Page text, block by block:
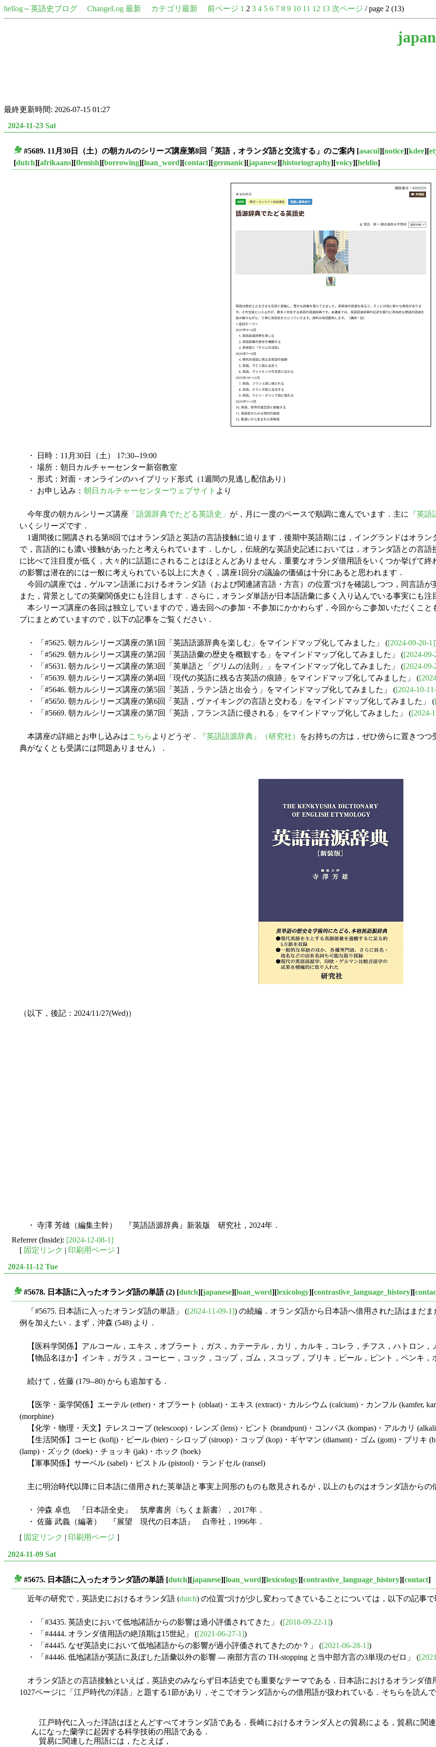
hellog～英語史ブログ ChangeLog 最新 カテゴリ最新 前ページ 1 2 3 4 5 6 7 8 9 10 11 12 13 次ページ / page 2 (13)
最終更新時間: 2026-07-15 01:27
2024-11-23 Sat
#5689. 11月30日（土）の朝カルのシリーズ講座第8回「英語，オランダ語と交流する」のご案内 [asacul][notice][kdee][
[dutch][afrikaans][flemish][borrowing][loan_word][contact][germanic][japanese][historiography][voicy][heldio]
・ 日時：11月30日（土） 17:30--19:00
・ 場所：朝日カルチャーセンター新宿教室
・ 形式：対面・オンラインのハイブリッド形式（1週間の見逃し配信あり）
・ お申し込み： 朝日カルチャーセンターウェブサイト より
今年度の朝カルシリーズ講座 「語源辞典でたどる英語史」 が，月に一度のペースで順調に進んでいます．主に
『英
いくシリーズです．
1週間後に開講される第8回ではオランダ語と英語の言語接触に迫ります．後期中英語期には，イングランドはオラン
で，言語的にも濃い接触があったと考えられています．しかし，伝統的な英語史記述においては，オランダ語との言
に比べて注目度が低く，大々的に話題にされることはほとんどありません．重要なオランダ借用語をいくつか挙げて
の影響は潜在的には一般に考えられている以上に大きく，講座1回分の議論の価値は十分にあると思われます．
今回の講座では，ゲルマン語派におけるオランダ語（および関連諸言語・方言）の位置づけを確認しつつ，同言語
また，背景としての英蘭関係史にも注目します．さらに，オランダ単語が日本語語彙に多く入り込んでいる事実にも注
本シリーズ講座の各回は独立していますので，過去回への参加・不参加にかかわらず，今回からご参加いただくこ
プにまとめていますので，以下の記事をご覧ください．
・ 「#5625. 朝カルシリーズ講座の第1回「英語語源辞典を楽しむ」をマインドマップ化してみました」 ([2024-09-20-1]
・ 「#5629. 朝カルシリーズ講座の第2回「英語語彙の歴史を概観する」をマインドマップ化してみました」 ([2024-09-
・ 「#5631. 朝カルシリーズ講座の第3回「英単語と「グリムの法則」」をマインドマップ化してみました」 ([2024-09-
・ 「#5639. 朝カルシリーズ講座の第4回「現代の英語に残る古英語の痕跡」をマインドマップ化してみました」 (
・ 「#5646. 朝カルシリーズ講座の第5回「英語，ラテン語と出会う」をマインドマップ化してみました」 ([2024-10-
・ 「#5650. 朝カルシリーズ講座の第6回「英語，ヴァイキングの言語と交わる」をマインドマップ化してみました」 (
・ 「#5669. 朝カルシリーズ講座の第7回「英語，フランス語に侵される」をマインドマップ化してみました」 ([2024-
本講座の詳細とお申し込みはこちら よりどうぞ． 『英語語源辞典』（研究社）
をお持ちの方は，ぜひ傍らに置きつ
典がなくとも受講には問題ありません）．
（以下，後記：2024/11/27(Wed)）
・ 寺澤 芳雄（編集主幹） 『英語語源辞典』新装版 研究社，2024年．
Referrer (Inside): [2024-12-08-1]
[ 固定リンク | 印刷用ページ ]
2024-11-12 Tue
#5678. 日本語に入ったオランダ語の単語 (2) [dutch][japanese][loan_word][lexicology][contrastive_language_history][
「#5675. 日本語に入ったオランダ語の単語」 ([2024-11-09-1]) の続編．オランダ語から日本語へ借用された語はまだ
例を加えたい．まず，沖森 (548) より．
【医科学関係】アルコール，エキス，オブラート，ガス，カテーテル，カリ，カルキ，コレラ，チフス，ハトロン，
【物品名ほか】インキ，ガラス，コーヒー，コック，コップ，ゴム，スコップ，ブリキ，ビール，ピント，ペンキ，
続けて，佐藤 (179--80) からも追加する．
【医学・薬学関係】エーテル (ether)・オブラート (oblaat)・エキス (extract)・カルシウム (calcium)・カンフル (kamfer,
(morphine)
【化学・物理・天文】テレスコープ (telescoop)・レンズ (lens)・ピント (brandpunt)・コンパス (kompas)・アルカリ
【生活関係】コーヒ (kofij)・ビール (bier)・シロップ (siroop)・コップ (kop)・ギヤマン (diamant)・ゴム (gom)・ブリキ
(lamp)・ズック (doek)・チョッキ (jak)・ホック (hoek)
【軍事関係】サーベル (sabel)・ピストル (pistool)・ランドセル (ransel)
主に明治時代以降に日本語に借用された英単語と事実上同形のものも散見されるが，以上のものはオランダ語からの
・ 沖森 卓也 『日本語全史』 筑摩書房〈ちくま新書〉，2017年．
・ 佐藤 武義（編著） 『展望 現代の日本語』 白帝社，1996年．
[ 固定リンク | 印刷用ページ ]
2024-11-09 Sat
#5675. 日本語に入ったオランダ語の単語[dutch][japanese][loan_word][lexicology][contrastive_language_history][contact]
近年の研究で，英語史におけるオランダ語 (dutch) の位置づけが少し変わってきていることについては，以下の記事
・ 「#3435. 英語史において低地諸語からの影響は過小評価されてきた」 ([2018-09-22-1])
・ 「#4444. オランダ借用語の絶頂期は15世紀」 ([2021-06-27-1])
・ 「#4445. なぜ英語史において低地諸語からの影響が過小評価されてきたのか？」 ([2021-06-28-1])
・ 「#4446. 低地諸語が英語に及ぼした語彙以外の影響 --- 南部方言の TH-stopping と当中部方言の3単現のゼロ」 (
オランダ語との言語接触といえば，英語史のみならず日本語史でも重要なテーマである．日本語におけるオランダ
1027ページに「江戸時代の洋語」と題する1節があり，そこでオランダ語からの借用語が扱われている．そちらを読ん
江戸時代に入った洋語はほとんどすべてオランダ語である．長崎におけるオランダ人との貿易による，貿易に関
んになった蘭学に起因する科学技術の用語である．
貿易に関連した用語には，たとえば，